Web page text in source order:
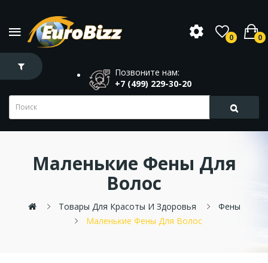
0 0
Позвоните нам:
+7 (499) 229-30-20
Маленькие Фены Для
Волос
Товары Для Красоты И Здоровья
Фены
Маленькие Фены Для Волос